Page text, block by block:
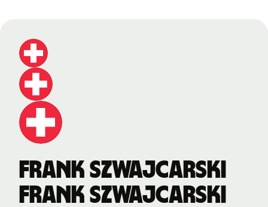
Frank szwajcarski
Frank szwajcarski